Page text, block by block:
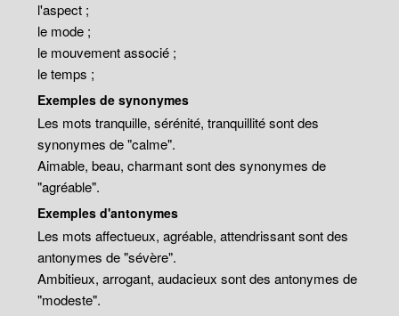
l'aspect ;
le mode ;
le mouvement associé ;
le temps ;
Exemples de synonymes
Les mots tranquille, sérénité, tranquillité sont des
synonymes de "calme".
Aimable, beau, charmant sont des synonymes de
"agréable".
Exemples d'antonymes
Les mots affectueux, agréable, attendrissant sont des
antonymes de "sévère".
Ambitieux, arrogant, audacieux sont des antonymes de
"modeste".